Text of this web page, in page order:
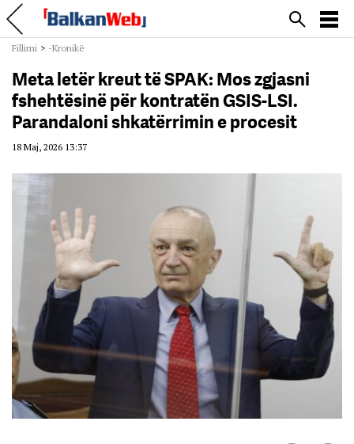
Fillimi > -Kronikë
Meta letër kreut të SPAK: Mos zgjasni
fshehtësinë për kontratën GSIS-LSI.
Parandaloni shkatërrimin e procesit
18 Maj, 2026 13:37